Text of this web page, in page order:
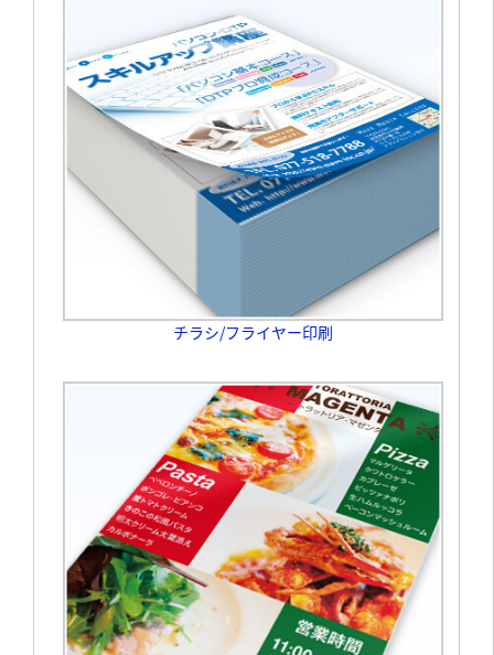
チラシ/フライヤー印刷